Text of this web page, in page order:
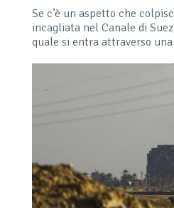
Se c’è un aspetto che
incagliata nel Canale di
quale si entra attraverso